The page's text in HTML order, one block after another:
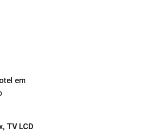
em
TV LCD